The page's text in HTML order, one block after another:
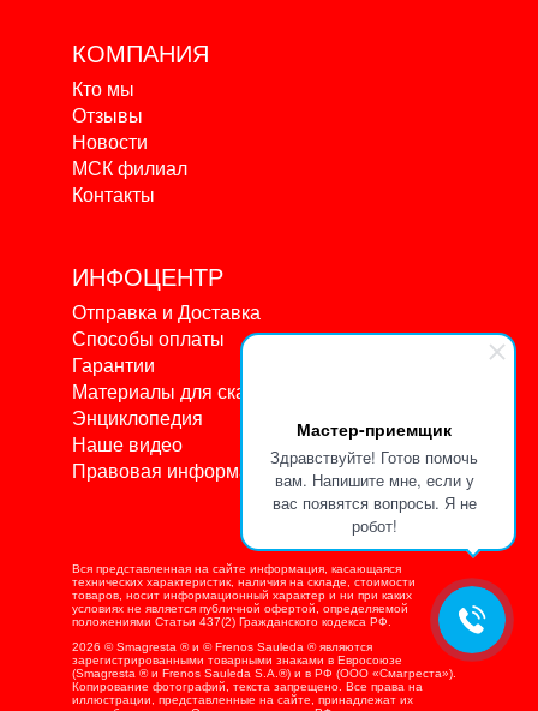
Мастер-приемщик
Здравствуйте! Готов помочь
вам. Напишите мне, если у
вас появятся вопросы. Я не
робот!
КОМПАНИЯ
Кто мы
Отзывы
Новости
МСК филиал
Контакты
ИНФОЦЕНТР
Отправка и Доставка
Способы оплаты
Гарантии
Материалы для скачивания
Энциклопедия
Наше видео
Правовая информация
Вся представленная на сайте информация, касающаяся
технических характеристик, наличия на складе, стоимости
товаров, носит информационный характер и ни при каких
условиях не является публичной офертой, определяемой
положениями Статьи 437(2) Гражданского кодекса РФ.
2026 © Smagresta ® и © Frenos Sauleda ® являются
зарегистрированными товарными знаками в Евросоюзе
(Smagresta ® и Frenos Sauleda S.A.®) и в РФ (ООО «Смагреста»).
Копирование фотографий, текста запрещено. Все права на
иллюстрации, представленные на сайте, принадлежат их